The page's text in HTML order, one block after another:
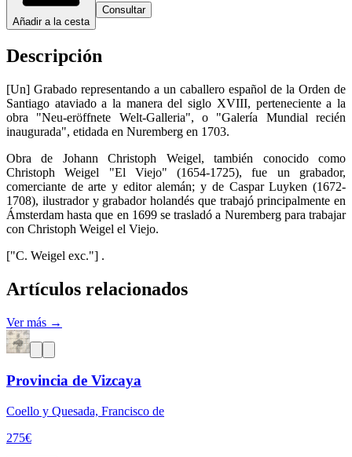
Añadir a la cesta
Consultar
Descripción
[Un] Grabado representando a un caballero español de la Orden de
Santiago ataviado a la manera del siglo XVIII, perteneciente a la
obra "Neu-eröffnete Welt-Galleria", o "Galería Mundial recién
inaugurada", etidada en Nuremberg en 1703.
Obra de Johann Christoph Weigel, también conocido como
Christoph Weigel "El Viejo" (1654-1725), fue un grabador,
comerciante de arte y editor alemán; y de Caspar Luyken (1672-
1708), ilustrador y grabador holandés que trabajó principalmente en
Ámsterdam hasta que en 1699 se trasladó a Nuremberg para trabajar
con Christoph Weigel el Viejo.
["C. Weigel exc."] .
Artículos relacionados
Ver más →
Provincia de Vizcaya
Coello y Quesada, Francisco de
275€